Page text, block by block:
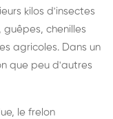
kilos d'insectes
chenilles
agricoles. Dans un
que peu d'autres
le frelon